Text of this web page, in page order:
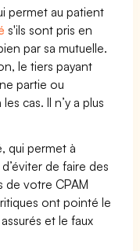
permet au patient
s'ils sont pris en
par sa mutuelle.
le tiers payant
partie ou
cas. Il n’y a plus
qui permet à
de faire des
de votre CPAM
ont pointé le
et le faux